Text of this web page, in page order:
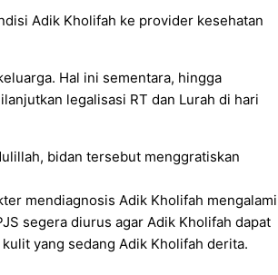
Adik Kholifah ke provider kesehatan
Hal ini sementara, hingga
legalisasi RT dan Lurah di hari
bidan tersebut menggratiskan
mendiagnosis Adik Kholifah mengalami
segera diurus agar Adik Kholifah dapat
yang sedang Adik Kholifah derita.